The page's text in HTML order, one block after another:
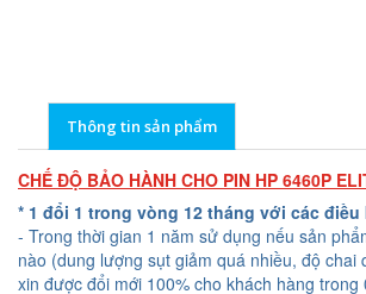
Thông tin sản phẩm
CHẾ ĐỘ BẢO HÀNH CHO PIN HP 6460P
* 1 đổi 1 trong vòng 12 tháng với các điều
- Trong thời gian 1 năm sử dụng nếu sản
nào (dung lượng sụt giảm quá nhiều, độ chai
xin được đổi mới 100% cho khách hàng trong